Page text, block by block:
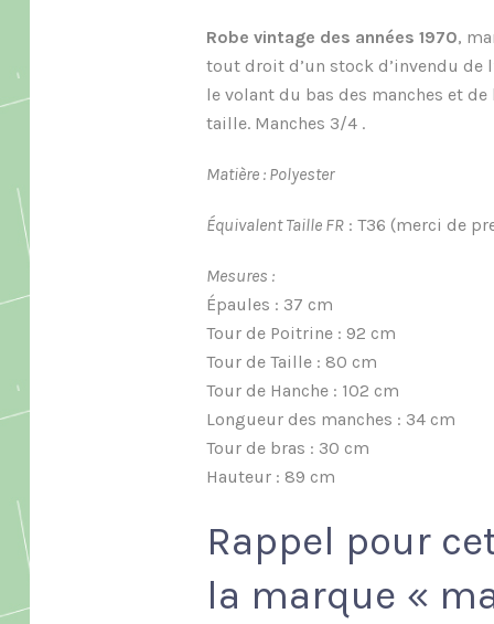
Robe vintage des années 1970,
tout droit d’un stock d’invendu de
le volant du bas des manches et
taille. Manches 3/4 .
Matière : Polyester
Équivalent Taille FR : T36 (merci de
Mesures :
Épaules : 37 cm
Tour de Poitrine : 92 cm
Tour de Taille : 80 cm
Tour de Hanche : 102 cm
Longueur des manches : 34 cm
Tour de bras : 30 cm
Hauteur : 89 cm
Rappel pour
la marque «